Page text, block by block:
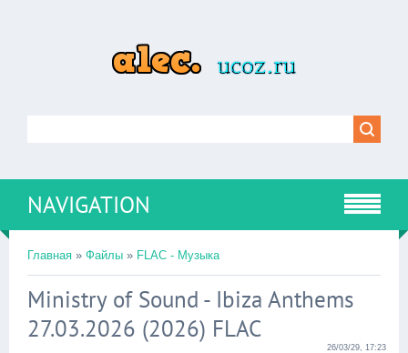
NAVIGATION
Главная » Файлы » FLAC - Музыка
Ministry of Sound - Ibiza Anthems
27.03.2026 (2026) FLAC
26/03/29, 17:23